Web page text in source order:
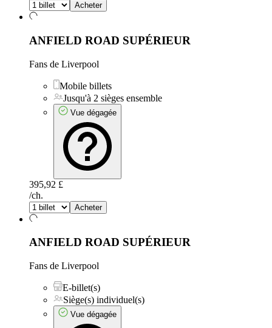
Acheter
ANFIELD ROAD SUPÉRIEUR
Fans de Liverpool
Mobile billets
Jusqu'à 2 sièges ensemble
Vue dégagée
395,92 £
/ch.
Acheter
ANFIELD ROAD SUPÉRIEUR
Fans de Liverpool
E-billet(s)
Siège(s) individuel(s)
Vue dégagée